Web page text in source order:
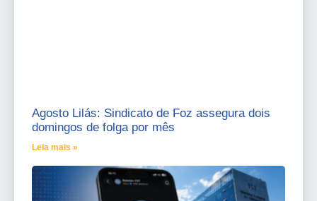
Agosto Lilás: Sindicato de Foz assegura dois
domingos de folga por mês
Leia mais »